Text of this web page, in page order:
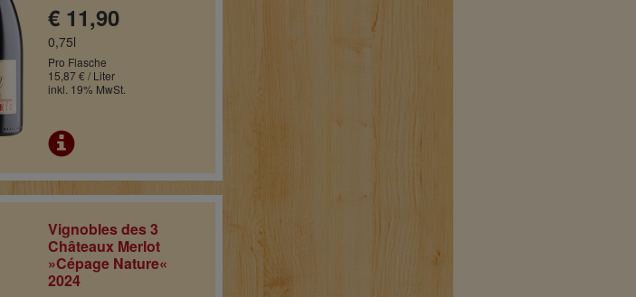
€ 11,90
0,75l
Pro Flasche
15,87 € / Liter
inkl. 19% MwSt.
Vignobles des 3
Châteaux Merlot
»Cépage Nature«
2024